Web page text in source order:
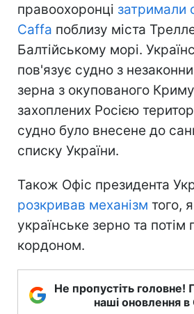
правоохоронці затримали
Caffa поблизу міста
Балтійському морі.
пов'язує судно з
зерна з окупованого
захоплених Росією
судно було внесене до
списку України.
Також Офіс президента
розкривав механізм того,
українське зерно та потім
кордоном.
Не пропустіть головне!
наші оновлення в